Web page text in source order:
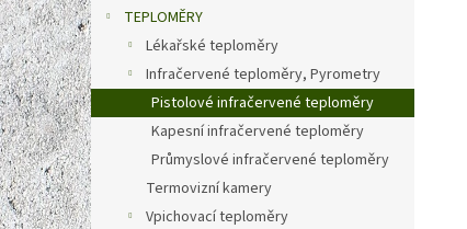
n
n
í
p
a
n
e
l
TEPLOMĚRY
Lékařské teploměry
Infračervené teploměry, Pyrometry
Pistolové infračervené teploměry
Kapesní infračervené teploměry
Průmyslové infračervené teploměry
Termovizní kamery
Vpichovací teploměry